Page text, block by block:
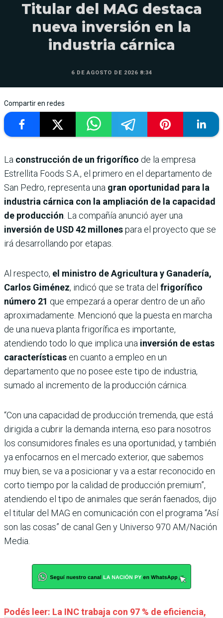
Titular del MAG destaca
nueva inversión en la
industria cárnica
6 DE AGOSTO DE 2026 8:34
Compartir en redes
La construcción de un frigorífico de la empresa
Estrellita Foods S.A., el primero en el departamento de
San Pedro, representa una gran oportunidad para la
industria cárnica con la ampliación de la capacidad
de producción . La compañía anunció ayer una
inversión de USD 42 millonespara el proyecto que se
irá desarrollando por etapas.
Al respecto, el ministro de Agricultura y Ganadería,
Carlos Giménez, indicó que se trata del frigorífico
número 21 que empezará a operar dentro de un año
aproximadamente. Mencionó que la puesta en marcha
de una nueva planta frigorífica es importante,
atendiendo todo lo que implica una inversión de estas
características en cuanto a empleo en un
departamento que no posee este tipo de industria,
sumado al incremento de la producción cárnica.
“Con una capacidad de producción tremenda, que está
dirigida a cubrir la demanda interna, eso para nosotros
los consumidores finales es una oportunidad, y también
ya enfocarnos en el mercado exterior, que sabemos
muy bien, se va a posicionar y va a estar reconocido en
corto tiempo por la calidad de producción premium”,
atendiendo el tipo de animales que serán faenados, dijo
el titular del MAG en comunicación con el programa “Así
son las cosas” de canal Gen y Universo 970 AM/Nación
Media.
Podés leer: La INC trabaja con 97 % de eficiencia,